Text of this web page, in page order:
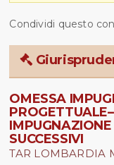
Condividi questo
OMESSA
SUCCESSIVI
TAR LOMBARDIA